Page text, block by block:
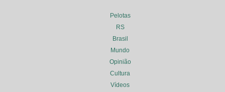
Pelotas
RS
Brasil
Mundo
Opinião
Cultura
Vídeos